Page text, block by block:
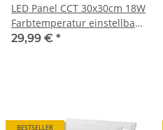
LED Panel CCT 30x30cm 18W
Farbtemperatur einstellbar
und dimmbar
29,99 € *
BESTSELLER